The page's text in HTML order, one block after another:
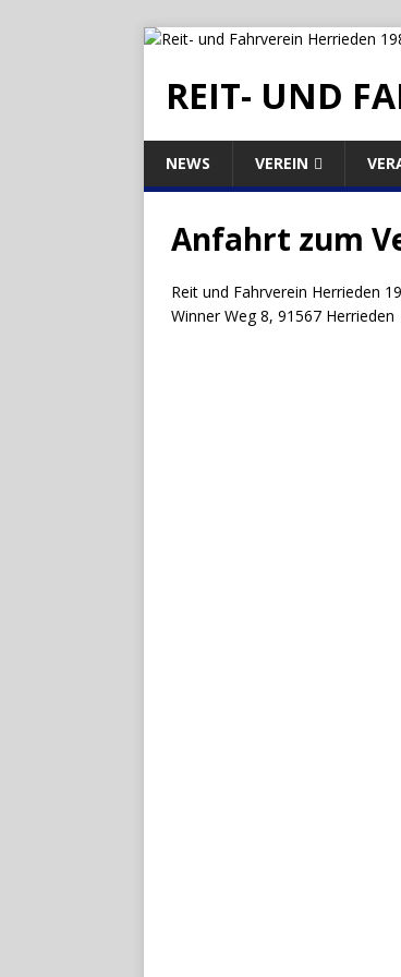
REIT- UND
NEWS VEREIN
Anfahrt zum
Reit und Fahrverein Herrieden
Winner Weg 8, 91567 Herrieden